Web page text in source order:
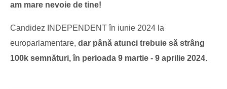
am mare nevoie de tine!
Candidez INDEPENDENT în iunie 2024 la
europarlamentare, dar până atunci trebuie să strâng
100k semnături, în perioada 9 martie - 9 aprilie 2024.